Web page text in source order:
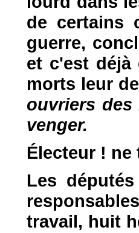
de certains
guerre,
et c'est déjà
morts leur
ouvriers des
venger.
Électeur !
Les
travail, huit